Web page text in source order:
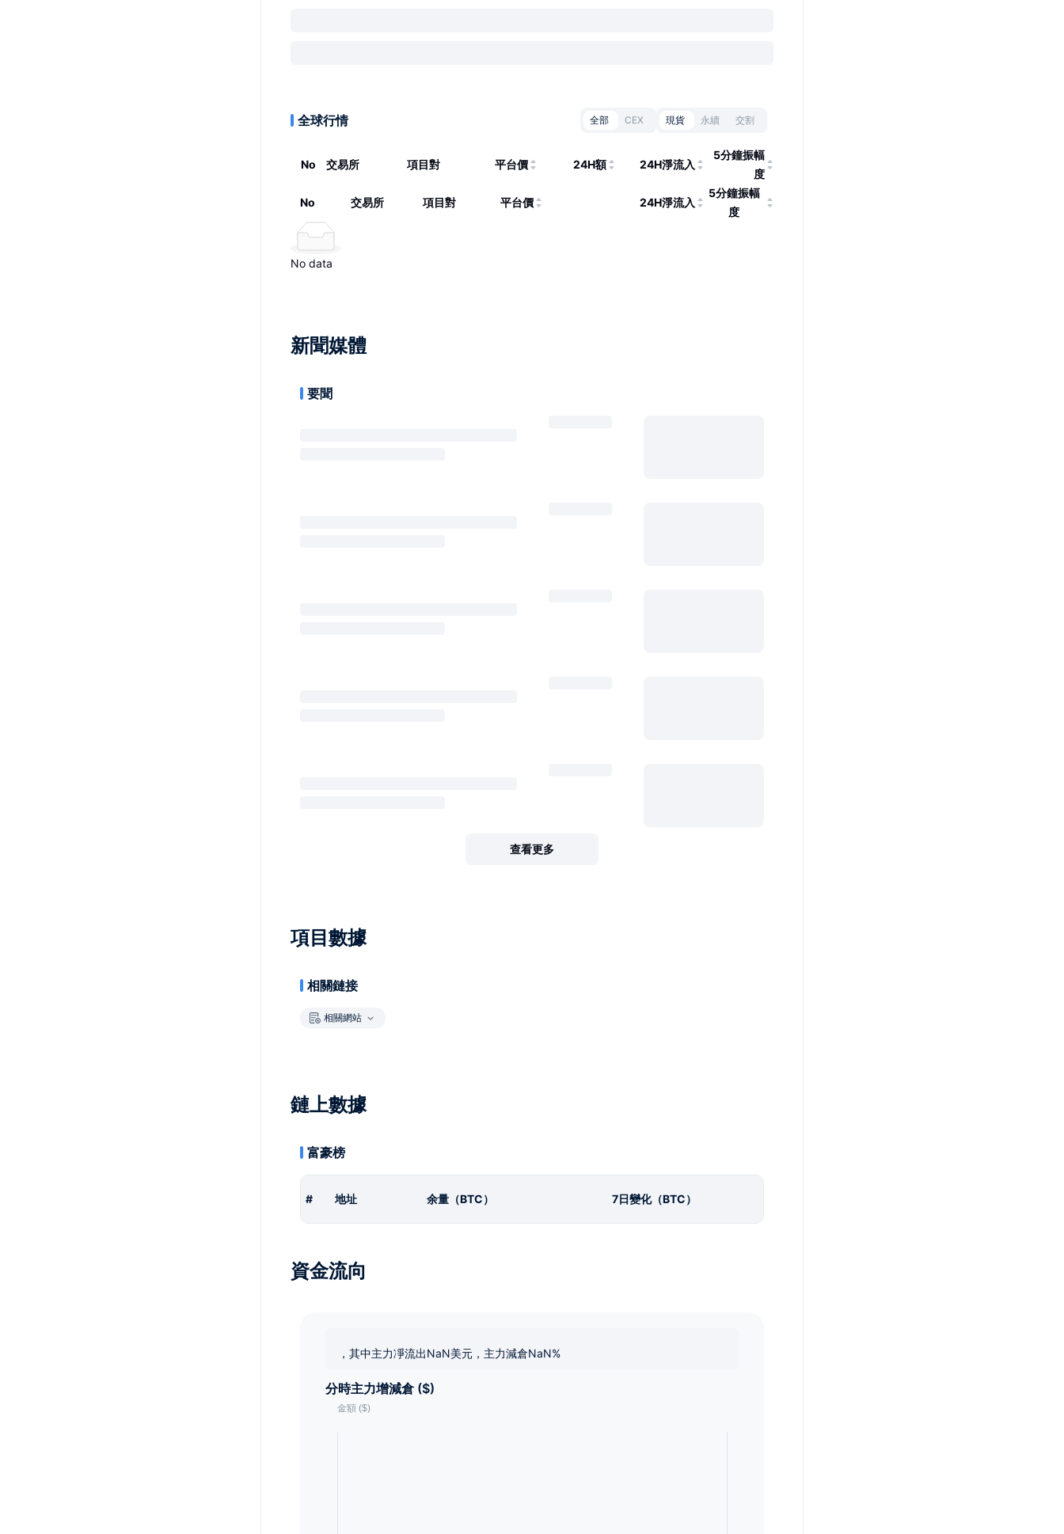
全球行情 全部 CEX 現貨 永續 交割
No 交易所 項目對 平台價 24H額 24H淨流入
5分鐘振幅
度
No 交易所 項目對 平台價 24H淨流入
5分鐘振幅
度
No data
新聞媒體
要聞
查看更多
項目數據
相關鏈接
相關網站
鏈上數據
富豪榜
# 地址 余量（BTC） 7日變化（BTC）
資金流向
，其中主力凈流出NaN美元，主力減倉NaN%
分時主力增減倉 ($)